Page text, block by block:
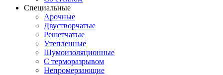
Специальные
Арочные
Двустворчатые
Решетчатые
Утепленные
Шумоизоляционные
С терморазрывом
Непромерзающие